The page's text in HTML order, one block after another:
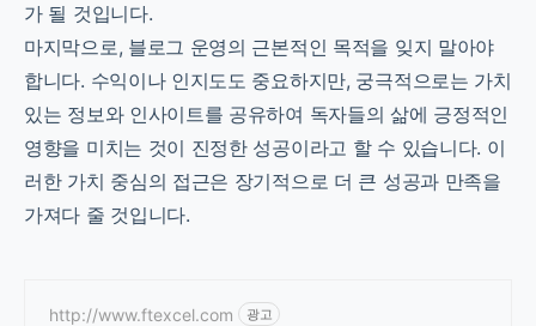
가 될 것입니다.
마지막으로, 블로그 운영의 근본적인 목적을 잊지 말아야
합니다. 수익이나 인지도도 중요하지만, 궁극적으로는 가치
있는 정보와 인사이트를 공유하여 독자들의 삶에 긍정적인
영향을 미치는 것이 진정한 성공이라고 할 수 있습니다. 이
러한 가치 중심의 접근은 장기적으로 더 큰 성공과 만족을
가져다 줄 것입니다.
http://www.ftexcel.com 광고